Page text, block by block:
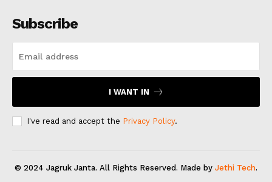
Subscribe
I WANT IN
I've read and accept the Privacy Policy.
© 2024 Jagruk Janta. All Rights Reserved. Made by Jethi Tech.